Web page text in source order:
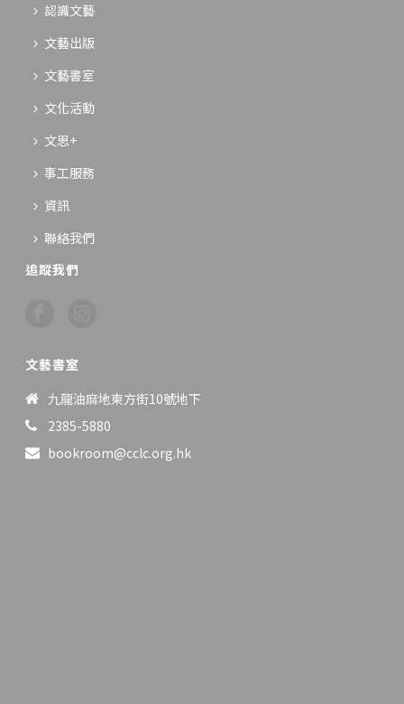
認識文藝
文藝出版
文藝書室
文化活動
文思+
事工服務
資訊
聯絡我們
追蹤我們
文藝書室
九龍油麻地東方街10號地下
2385-5880
bookroom@cclc.org.hk